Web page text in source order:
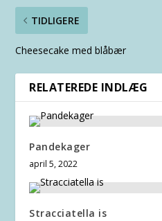
TIDLIGERE
Cheesecake med blåbær
RELATEREDE INDLÆG
Pandekager
april 5, 2022
Stracciatella is